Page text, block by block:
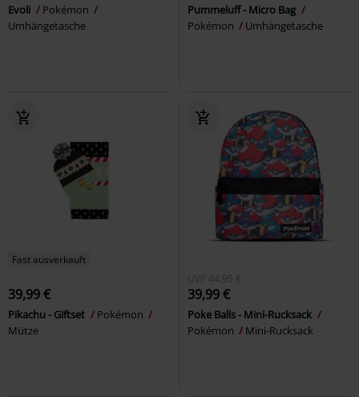
Evoli
Pokémon
Umhängetasche
Pummeluff - Micro Bag
Pokémon
Umhängetasche
Fast ausverkauft
39,99 €
Pikachu - Giftset
Pokémon
Mütze
UVP 44,95 €
39,99 €
Poke Balls - Mini-Rucksack
Pokémon
Mini-Rucksack